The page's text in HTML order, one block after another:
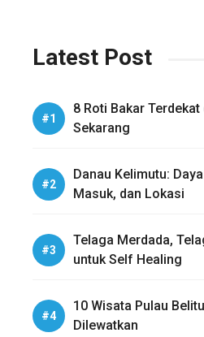
Latest Post
8 Roti Bakar
Sekarang
Danau Kelimutu:
Masuk, dan Lokasi
Telaga Merdada,
untuk Self Healing
10 Wisata Pulau
Dilewatkan